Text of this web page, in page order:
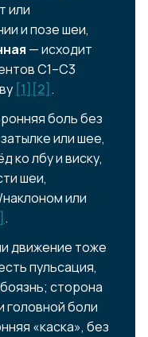
или
и позе шеи,
— исходит
C1–C3
[1] [2] .
боль без
или шее,
ко лбу и виску,
шеи,
или
.
движение тоже
пульсация,
сторона
головной боли
«каска», без